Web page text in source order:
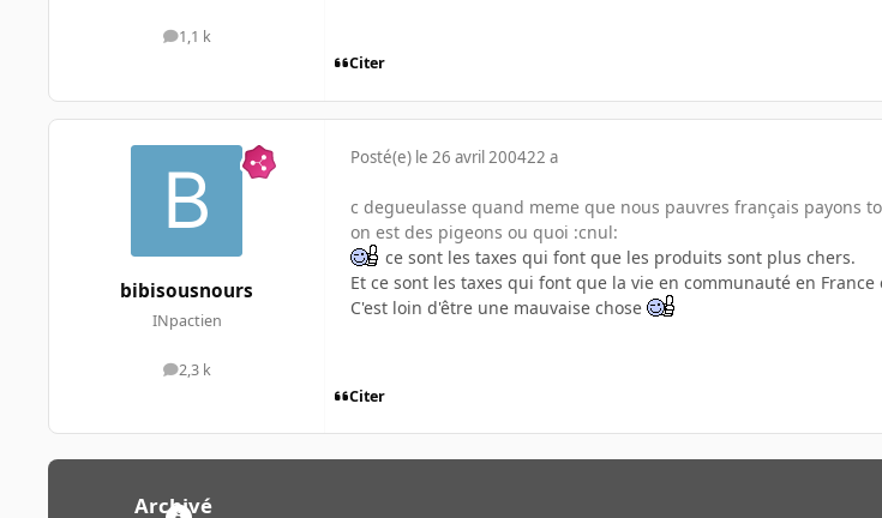
1,1 k
messages
Citer
bibisousnours
INpactien
2,3 k
messages
Posté(e) le 26 avril 200422 a
c degueulasse quand meme que nous pauvres français payons
on est des pigeons ou quoi :cnul:
ce sont les taxes qui font que les produits sont plus chers.
Et ce sont les taxes qui font que la vie en communauté en France
C'est loin d'être une mauvaise chose
Citer
Archivé